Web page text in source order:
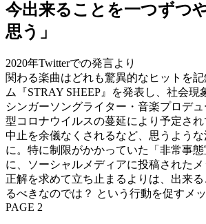
今出来ることを一つずつ
思う」
2020年Twitterでの発言より
関わる楽曲はどれも驚異的なヒットを
ム『STRAY SHEEP』を発表し、社会現
シンガーソングライター・音楽プロデ
型コロナウイルスの蔓延により予定さ
中止を余儀なくされるなど、思うよう
に。特に制限がかかっていた「非常事
に、ソーシャルメディアに投稿されたメ
正解を求めて立ち止まるよりは、出来
るべきなのでは？ という行動を促すメ
PAGE 2